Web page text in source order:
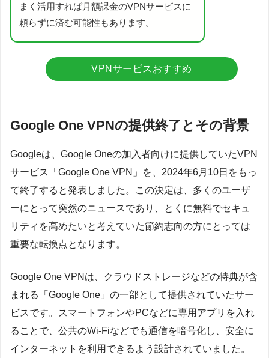
まく活用すれば月額課金のVPNサービスに
頼らずに済む可能性もあります。
VPNサービスおすすめ
Google One VPNの提供終了とその背景
Googleは、Google Oneの加入者向けに提供していたVPN
サービス「Google One VPN」を、2024年6月10日をもっ
て終了すると発表しました。この決定は、多くのユーザ
ーにとって突然のニュースであり、とくに無料でセキュ
リティを高めたいと考えていた節約志向の方にとっては
重要な転換点となります。
Google One VPNは、クラウドストレージなどの特典が含
まれる「Google One」の一部として提供されていたサー
ビスです。スマートフォンやPCなどに専用アプリを入れ
ることで、公共のWi-Fiなどでも通信を暗号化し、安全に
インターネットを利用できるよう設計されていました。